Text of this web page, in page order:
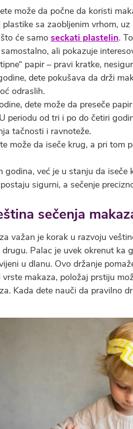
može da počne da koristi
sa zaobljenim vrhom,
će samo seckati plastelin.
ali pokazuje
papir – pravi kratke,
dete pokušava da drži
odraslih.
dete može da preseče
periodu od tri i po do četiri
tačnosti i ravnoteže.
može da iseče krug, a pri tom
godina, već je u stanju da
sigurni, a sečenje
sečenja
važan je korak u razvoju
Palac je uvek okrenut ka
u dlanu. Ovo držanje
makaza, položaj prstiju
Kada dete nauči da pravilno